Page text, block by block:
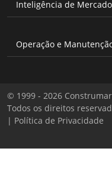
Inteligência de Mercado
Operação e
© 1999 - 2026
Todos os direitos
| Política de Privacidade